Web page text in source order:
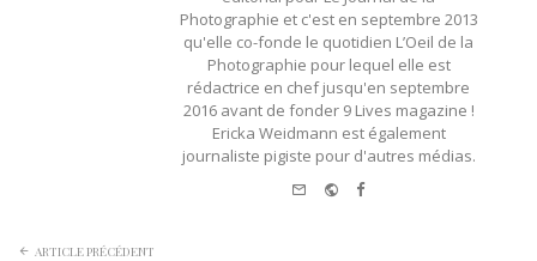
Photographie et c'est en septembre 2013
qu'elle co-fonde le quotidien L’Oeil de la
Photographie pour lequel elle est
rédactrice en chef jusqu'en septembre
2016 avant de fonder 9 Lives magazine !
Ericka Weidmann est également
journaliste pigiste pour d'autres médias.
e-mail Website
Facebook
ARTICLE PRÉCÉDENT